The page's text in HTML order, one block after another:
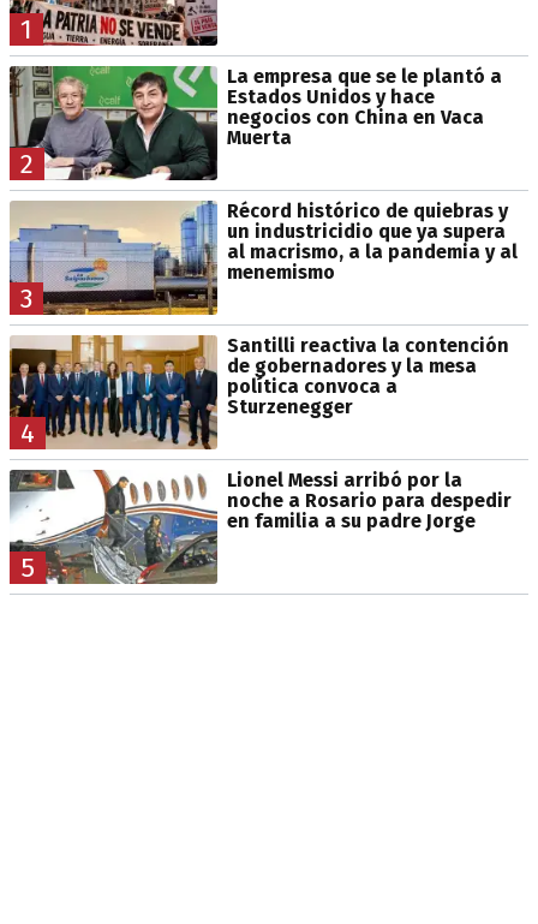
1
2
La empresa que se le plantó a
Estados Unidos y hace
negocios con China en Vaca
Muerta
3
Récord histórico de quiebras y
un industricidio que ya supera
al macrismo, a la pandemia y al
menemismo
4
Santilli reactiva la contención
de gobernadores y la mesa
política convoca a
Sturzenegger
5
Lionel Messi arribó por la
noche a Rosario para despedir
en familia a su padre Jorge